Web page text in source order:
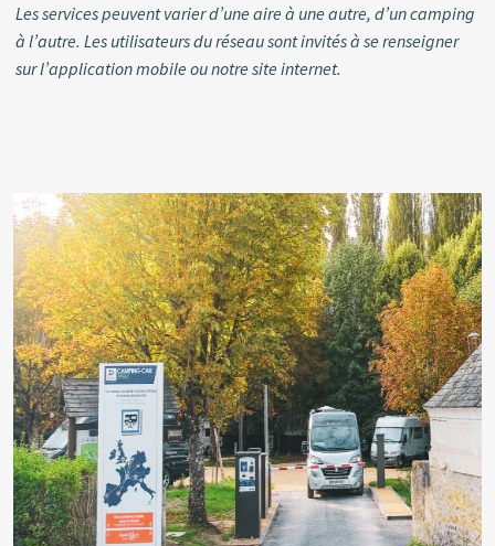
Les services peuvent varier d’une aire à une autre, d’un camping
à l’autre. Les utilisateurs du réseau sont invités à se renseigner
sur l’application mobile ou notre site internet.